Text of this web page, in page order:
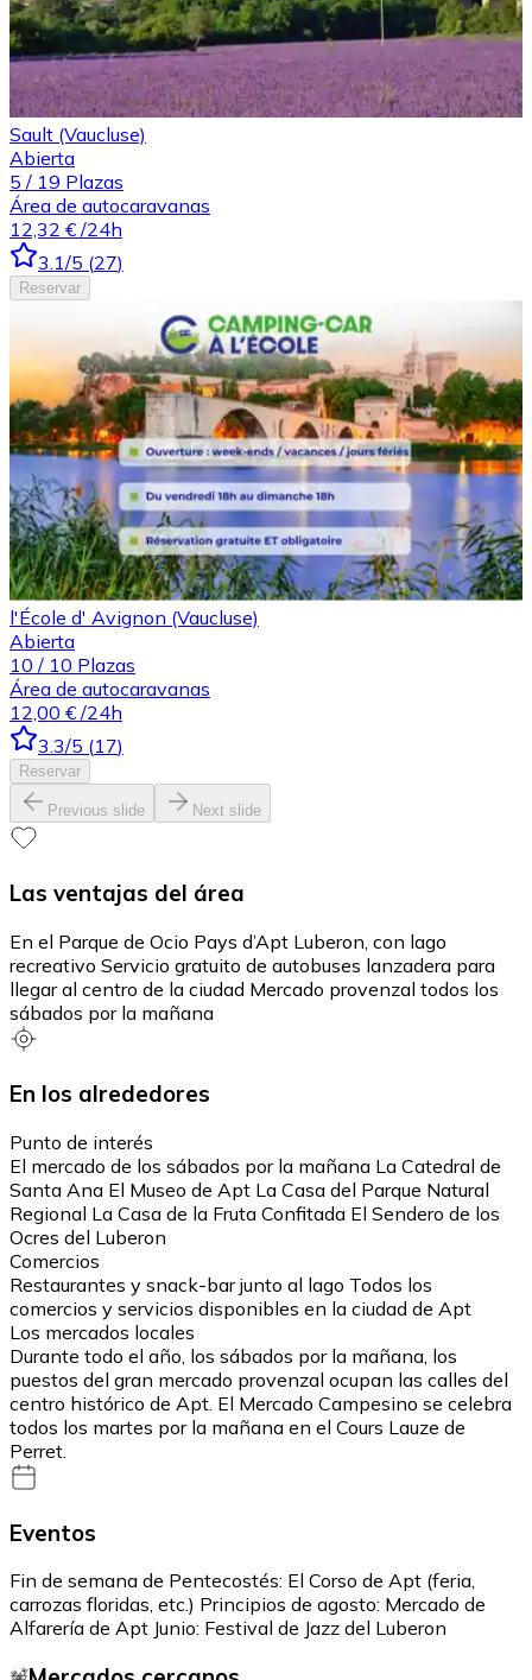
Sault (Vaucluse)
Abierta
5 / 19 Plazas
Área de autocaravanas
12,32 € /24h
3.1/5 (27)
Reservar
l'École d' Avignon (Vaucluse)
Abierta
10 / 10 Plazas
Área de autocaravanas
12,00 € /24h
3.3/5 (17)
Reservar
Previous slide Next slide
Las ventajas del área
En el Parque de Ocio Pays d’Apt Luberon, con lago
recreativo Servicio gratuito de autobuses lanzadera para
llegar al centro de la ciudad Mercado provenzal todos los
sábados por la mañana
En los alrededores
Punto de interés
El mercado de los sábados por la mañana La Catedral de
Santa Ana El Museo de Apt La Casa del Parque Natural
Regional La Casa de la Fruta Confitada El Sendero de los
Ocres del Luberon
Comercios
Restaurantes y snack-bar junto al lago Todos los
comercios y servicios disponibles en la ciudad de Apt
Los mercados locales
Durante todo el año, los sábados por la mañana, los
puestos del gran mercado provenzal ocupan las calles del
centro histórico de Apt. El Mercado Campesino se celebra
todos los martes por la mañana en el Cours Lauze de
Perret.
Eventos
Fin de semana de Pentecostés: El Corso de Apt (feria,
carrozas floridas, etc.) Principios de agosto: Mercado de
Alfarería de Apt Junio: Festival de Jazz del Luberon